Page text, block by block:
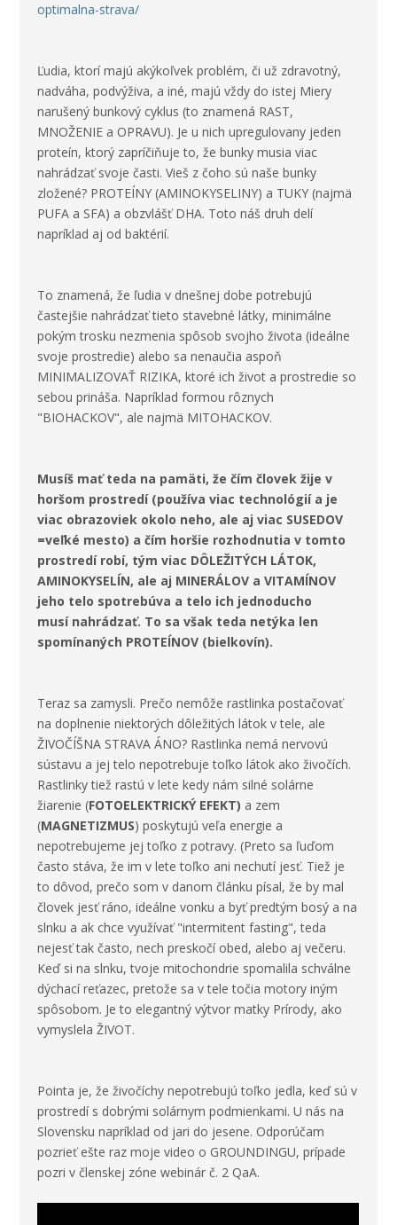
optimalna-strava/
Ľudia, ktorí majú akýkoľvek problém, či už zdravotný,
nadváha, podvýživa, a iné, majú vždy do istej Miery
narušený bunkový cyklus (to znamená RAST,
MNOŽENIE a OPRAVU). Je u nich upregulovany jeden
proteín, ktorý zapríčiňuje to, že bunky musia viac
nahrádzať svoje časti. Vieš z čoho sú naše bunky
zložené? PROTEÍNY (AMINOKYSELINY) a TUKY (najmä
PUFA a SFA) a obzvlášť DHA. Toto náš druh delí
napríklad aj od baktérií.
To znamená, že ľudia v dnešnej dobe potrebujú
častejšie nahrádzať tieto stavebné látky, minimálne
pokým trosku nezmenia spôsob svojho života (ideálne
svoje prostredie) alebo sa nenaučia aspoň
MINIMALIZOVAŤ RIZIKA, ktoré ich život a prostredie so
sebou prináša. Napríklad formou rôznych
"BIOHACKOV", ale najmä MITOHACKOV.
Musíš mať teda na pamäti, že čím človek žije v
horšom prostredí (používa viac technológií a je
viac obrazoviek okolo neho, ale aj viac SUSEDOV
=veľké mesto) a čím horšie rozhodnutia v tomto
prostredí robí, tým viac DÔLEŽITÝCH LÁTOK,
AMINOKYSELÍN, ale aj MINERÁLOV a VITAMÍNOV
jeho telo spotrebúva a telo ich jednoducho
musí nahrádzať. To sa však teda netýka len
spomínaných PROTEÍNOV (bielkovín).
Teraz sa zamysli. Prečo nemôže rastlinka postačovať
na doplnenie niektorých dôležitých látok v tele, ale
ŽIVOČÍŠNA STRAVA ÁNO? Rastlinka nemá nervovú
sústavu a jej telo nepotrebuje toľko látok ako živočích.
Rastlinky tiež rastú v lete kedy nám silné solárne
žiarenie (FOTOELEKTRICKÝ EFEKT) a zem
(MAGNETIZMUS) poskytujú veľa energie a
nepotrebujeme jej toľko z potravy. (Preto sa ľuďom
často stáva, že im v lete toľko ani nechutí jesť. Tiež je
to dôvod, prečo som v danom článku písal, že by mal
človek jesť ráno, ideálne vonku a byť predtým bosý a na
slnku a ak chce využívať "intermitent fasting", teda
nejesť tak často, nech preskočí obed, alebo aj večeru.
Keď si na slnku, tvoje mitochondrie spomalila schválne
dýchací reťazec, pretože sa v tele točia motory iným
spôsobom. Je to elegantný výtvor matky Prírody, ako
vymyslela ŽIVOT.
Pointa je, že živočíchy nepotrebujú toľko jedla, keď sú v
prostredí s dobrými solárnym podmienkami. U nás na
Slovensku napríklad od jari do jesene. Odporúčam
pozrieť ešte raz moje video o GROUNDINGU, prípade
pozri v členskej zóne webinár č. 2 QaA.